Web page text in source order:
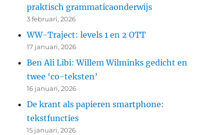
praktisch grammaticaonderwijs
3 februari, 2026
WW-Traject: levels 1 en 2 OTT
17 januari, 2026
Ben Ali Libi: Willem Wilminks gedicht en
twee ‘co-teksten’
16 januari, 2026
De krant als papieren smartphone:
tekstfuncties
15 januari, 2026